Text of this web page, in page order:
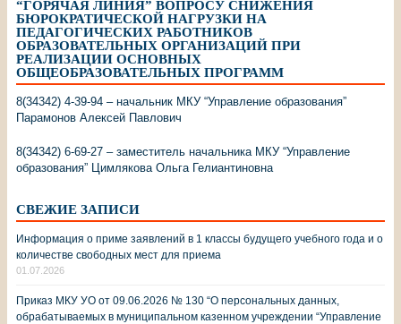
“ГОРЯЧАЯ ЛИНИЯ” ВОПРОСУ СНИЖЕНИЯ
БЮРОКРАТИЧЕСКОЙ НАГРУЗКИ НА
ПЕДАГОГИЧЕСКИХ РАБОТНИКОВ
ОБРАЗОВАТЕЛЬНЫХ ОРГАНИЗАЦИЙ ПРИ
РЕАЛИЗАЦИИ ОСНОВНЫХ
ОБЩЕОБРАЗОВАТЕЛЬНЫХ ПРОГРАММ
8(34342) 4-39-94 – начальник МКУ “Управление образования”
Парамонов Алексей Павлович
8(34342) 6-69-27 – заместитель начальника МКУ “Управление
образования” Цимлякова Ольга Гелиантиновна
СВЕЖИЕ ЗАПИСИ
Информация о приме заявлений в 1 классы будущего учебного года и о
количестве свободных мест для приема
01.07.2026
Приказ МКУ УО от 09.06.2026 № 130 “О персональных данных,
обрабатываемых в муниципальном казенном учреждении “Управление